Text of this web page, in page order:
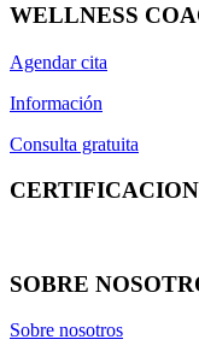
WELLNESS
Agendar cita
Información
Consulta gratuita
SOBRE
Sobre nosotros